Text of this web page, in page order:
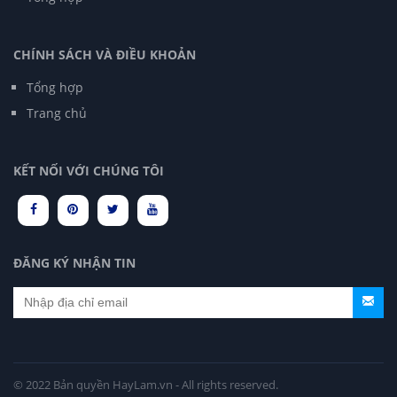
CHÍNH SÁCH VÀ ĐIỀU KHOẢN
Tổng hợp
Trang chủ
KẾT NỐI VỚI CHÚNG TÔI
ĐĂNG KÝ NHẬN TIN
© 2022 Bản quyền HayLam.vn - All rights reserved.